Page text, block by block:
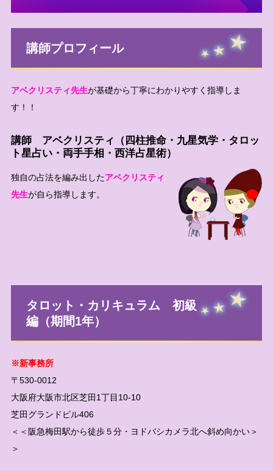
講師プロフィール
アベクリスティ先生が基礎から丁寧にわかりやすく指導しま
す！！
講師 アベクリスティ
（四柱推命・九星気学・タロッ
ト星占い・両手手相・西洋占星術）
独自の占法を編み出したアベクリスティ
先生が自ら指導します。
タロット・カリキュラム 初級
編（期間1年）
※新事務所
〒530-0012
大阪府大阪市北区芝田1丁目10-10
芝田グランドビル406
＜＜阪急梅田駅から徒歩５分・ヨドバシカメラ北へ斜め向かい＞
＞